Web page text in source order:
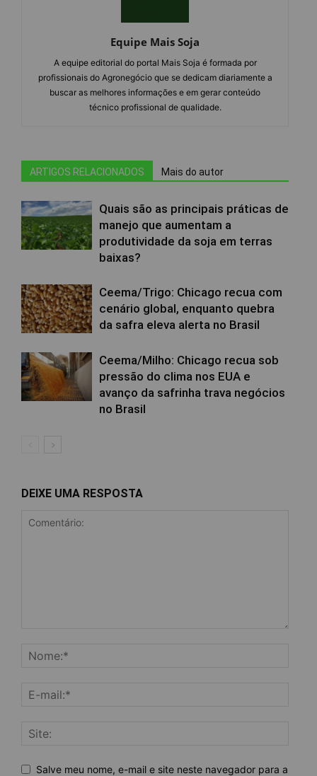
Equipe Mais Soja
A equipe editorial do portal Mais Soja é formada por
profissionais do Agronegócio que se dedicam diariamente a
buscar as melhores informações e em gerar conteúdo
técnico profissional de qualidade.
ARTIGOS RELACIONADOS Mais do autor
Quais são as principais práticas de
manejo que aumentam a
produtividade da soja em terras
baixas?
Ceema/Trigo: Chicago recua com
cenário global, enquanto quebra
da safra eleva alerta no Brasil
Ceema/Milho: Chicago recua sob
pressão do clima nos EUA e
avanço da safrinha trava negócios
no Brasil
DEIXE UMA RESPOSTA
Salve meu nome, e-mail e site neste navegador para a